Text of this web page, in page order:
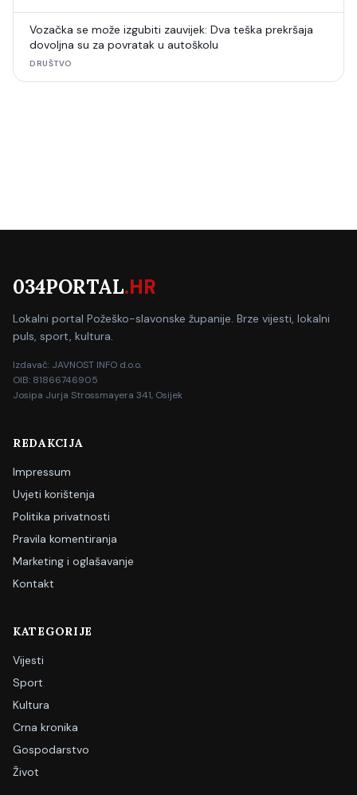
Vozačka se može izgubiti zauvijek: Dva teška prekršaja
dovoljna su za povratak u autoškolu
DRUŠTVO
034PORTAL.HR
Lokalni portal Požeško-slavonske županije. Brze vijesti, lokalni
puls, sport, kultura.
Izdavač: JAVNOST INFO d.o.o.
OIB: 81866746905
Josipa Jurja Strossmayera 341, Osijek
REDAKCIJA
Impressum
Uvjeti korištenja
Politika privatnosti
Pravila komentiranja
Marketing i oglašavanje
Kontakt
KATEGORIJE
Vijesti
Sport
Kultura
Crna kronika
Gospodarstvo
Život